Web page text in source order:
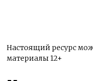
Настоящий ресурс
материалы 12+